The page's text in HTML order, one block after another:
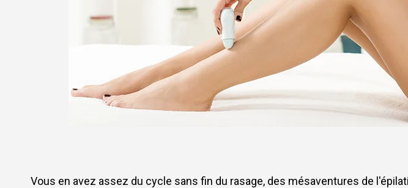
Vous en avez assez du cycle sans fin du rasage, des mésaventures de